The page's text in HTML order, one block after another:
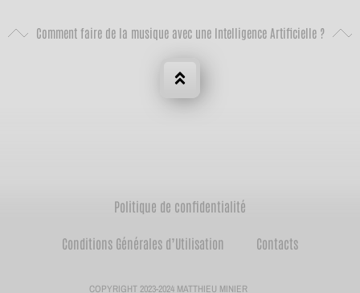
Comment faire de la musique avec une Intelligence Artificielle ?
Politique de confidentialité
Conditions Générales d’Utilisation Contacts
COPYRIGHT 2023-2024 MATTHIEU MINIER